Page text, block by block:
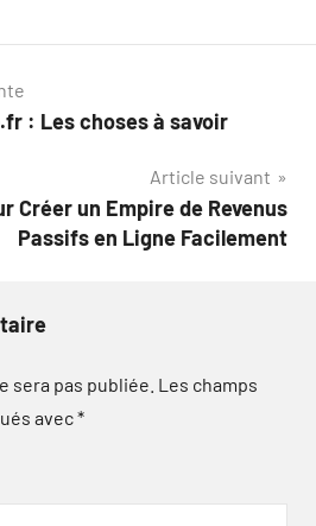
: Les choses à savoir
Article suivant
Créer un Empire de Revenus
Passifs en Ligne Facilement
sera pas publiée. Les champs
avec*